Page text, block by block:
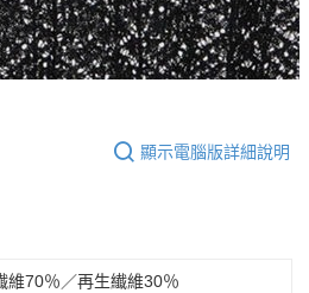
顯示電腦版詳細說明
維70％／再生纎維30％